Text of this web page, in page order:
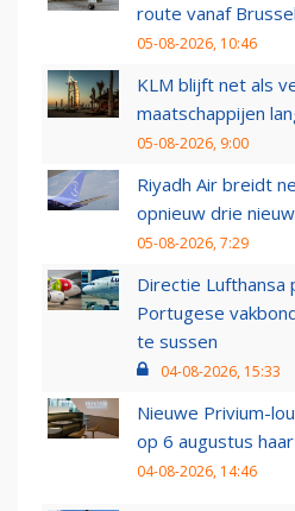
route vanaf
05-08-2026, 10:46
KLM blijft net als
maatschappijen
05-08-2026, 9:00
Riyadh Air breidt
opnieuw drie
05-08-2026, 7:29
Directie
Portugese
te sussen
04-08-2026, 15:33
Nieuwe Privium-
op 6 augustus
04-08-2026, 14:46